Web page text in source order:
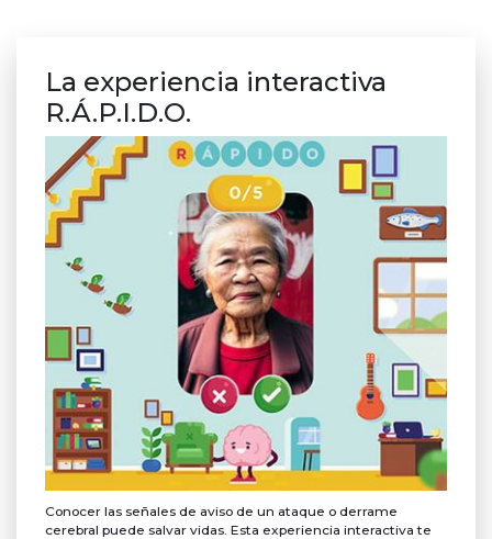
La experiencia interactiva
R.Á.P.I.D.O.
Conocer las señales de aviso de un ataque o derrame
cerebral puede salvar vidas. Esta experiencia interactiva te